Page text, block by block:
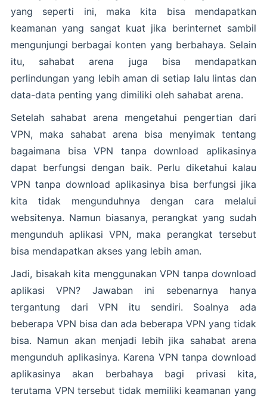
yang seperti ini, maka kita bisa mendapatkan
keamanan yang sangat kuat jika berinternet sambil
mengunjungi berbagai konten yang berbahaya. Selain
itu, sahabat arena juga bisa mendapatkan
perlindungan yang lebih aman di setiap lalu lintas dan
data-data penting yang dimiliki oleh sahabat arena.
Setelah sahabat arena mengetahui pengertian dari
VPN, maka sahabat arena bisa menyimak tentang
bagaimana bisa VPN tanpa download aplikasinya
dapat berfungsi dengan baik. Perlu diketahui kalau
VPN tanpa download aplikasinya bisa berfungsi jika
kita tidak mengunduhnya dengan cara melalui
websitenya. Namun biasanya, perangkat yang sudah
mengunduh aplikasi VPN, maka perangkat tersebut
bisa mendapatkan akses yang lebih aman.
Jadi, bisakah kita menggunakan VPN tanpa download
aplikasi VPN? Jawaban ini sebenarnya hanya
tergantung dari VPN itu sendiri. Soalnya ada
beberapa VPN bisa dan ada beberapa VPN yang tidak
bisa. Namun akan menjadi lebih jika sahabat arena
mengunduh aplikasinya. Karena VPN tanpa download
aplikasinya akan berbahaya bagi privasi kita,
terutama VPN tersebut tidak memiliki keamanan yang